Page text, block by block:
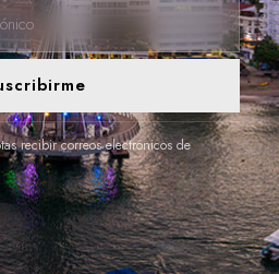
recibir correos electrónicos de